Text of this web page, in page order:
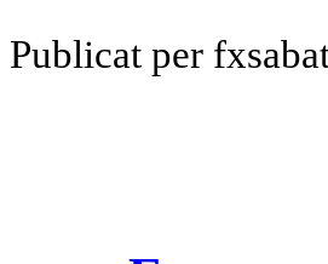
Publicat per